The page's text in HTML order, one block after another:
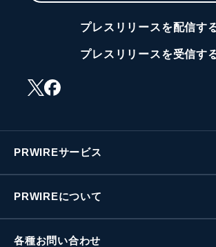
プレスリリースを配信す
プレスリリースを受信す
PRWIREサービス
PRWIREについて
各種お問い合わせ